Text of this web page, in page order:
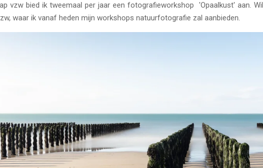
vzw bied ik tweemaal per jaar een fotografieworkshop 'Opaalkust' aan.
waar ik vanaf heden mijn workshops natuurfotografie zal aanbieden.